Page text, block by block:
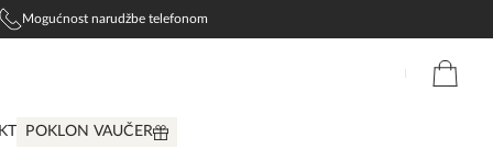
Mogućnost narudžbe telefonom
POKLON VAUČER